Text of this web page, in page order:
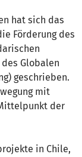
hat sich das
Förderung des
Globalen
geschrieben.
mit
der
in Chile,